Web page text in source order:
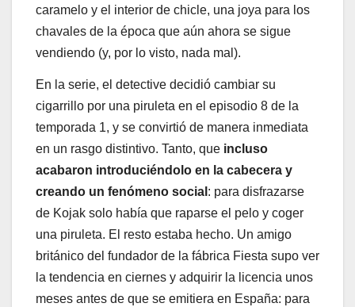
caramelo y el interior de chicle, una joya para los
chavales de la época que aún ahora se sigue
vendiendo (y, por lo visto, nada mal).
En la serie, el detective decidió cambiar su
cigarrillo por una piruleta en el episodio 8 de la
temporada 1, y se convirtió de manera inmediata
en un rasgo distintivo. Tanto, que incluso
acabaron introduciéndolo en la cabecera y
creando un fenómeno social : para disfrazarse
de Kojak solo había que raparse el pelo y coger
una piruleta. El resto estaba hecho. Un amigo
británico del fundador de la fábrica Fiesta supo ver
la tendencia en ciernes y adquirir la licencia unos
meses antes de que se emitiera en España: para